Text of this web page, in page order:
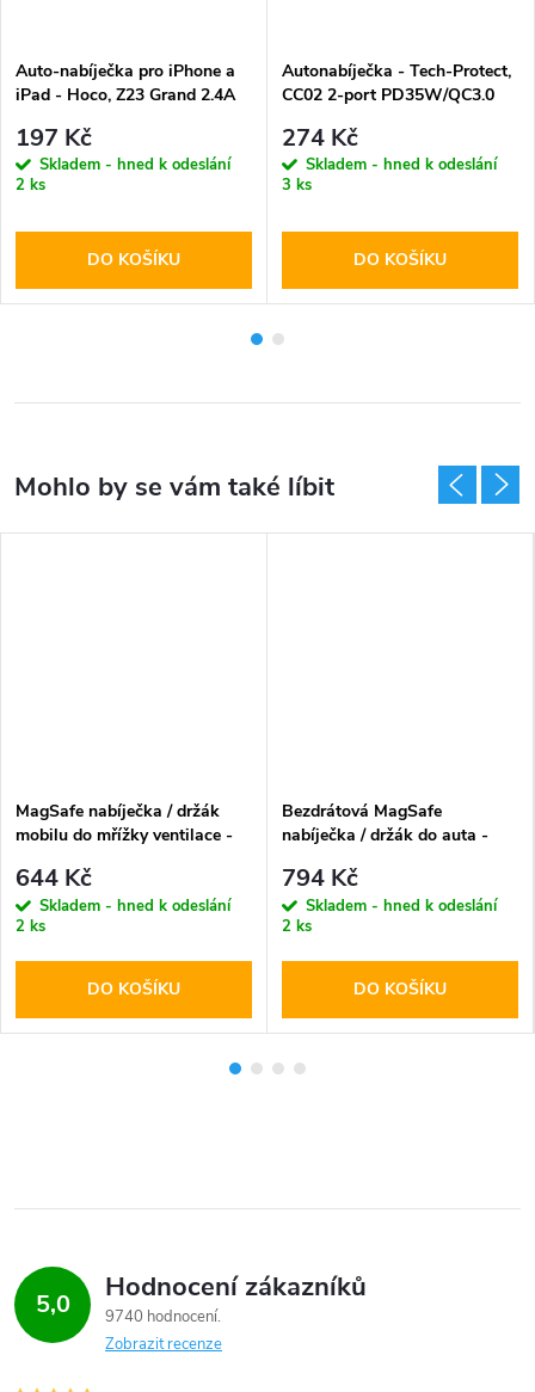
Auto-nabíječka pro iPhone a
iPad - Hoco, Z23 Grand 2.4A
197 Kč
Skladem - hned k odeslání
2 ks
DO KOŠÍKU
Autonabíječka - Tech-Protect,
CC02 2-port PD35W/QC3.0
274 Kč
Skladem - hned k odeslání
3 ks
DO KOŠÍKU
MagSafe nabíječka / držák
mobilu do mřížky ventilace -
644 Kč
Skladem - hned k odeslání
2 ks
DO KOŠÍKU
Bezdrátová MagSafe
nabíječka / držák do auta -
794 Kč
Skladem - hned k odeslání
2 ks
DO KOŠÍKU
5,0 Hodnocení zákazníků
9740 hodnocení
Zobrazit recenze